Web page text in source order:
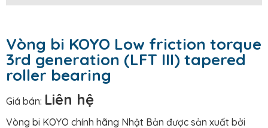
Vòng bi KOYO Low friction torque
3rd generation (LFT III) tapered
roller bearing
Giá bán: Liên hệ
Vòng bi KOYO chính hãng Nhật Bản được sản xuất bởi